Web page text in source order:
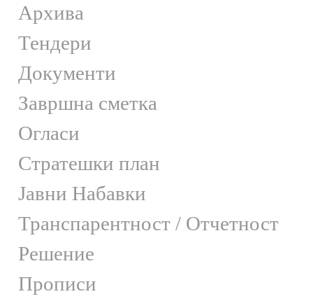
Архива
Тендери
Документи
Завршна сметка
Огласи
Стратешки план
Јавни Набавки
Транспарентност / Отчетност
Решение
Прописи